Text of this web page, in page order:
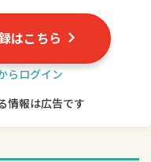
はこちら
らログイン
情報は広告です